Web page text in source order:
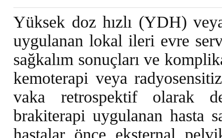
Yüksek doz hızlı (YDH)
uygulanan lokal ileri evre
sağkalım sonuçları ve
kemoterapi veya
vaka retrospektif olarak
brakiterapi uygulanan hasta
hastalar önce eksternal